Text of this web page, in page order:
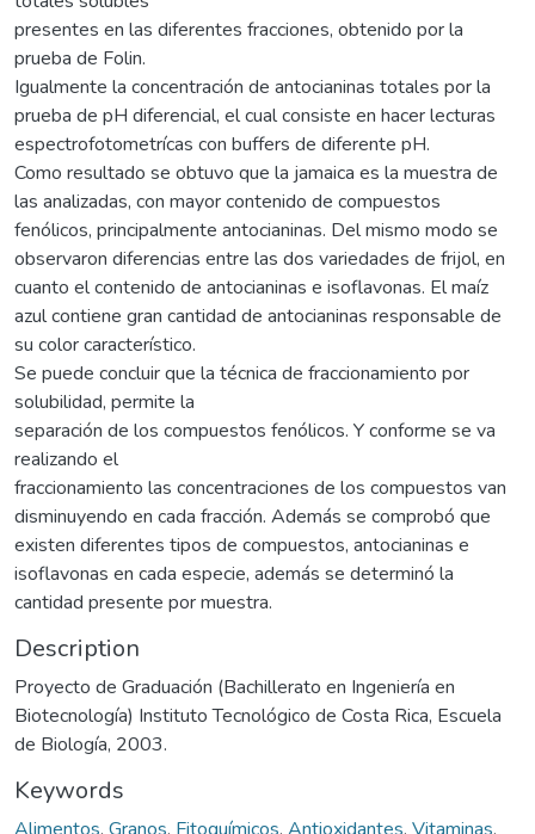
presentes en las diferentes fracciones, obtenido por la
prueba de Folin.
Igualmente la concentración de antocianinas totales por la
prueba de pH diferencial, el cual consiste en hacer lecturas
espectrofotometrícas con buffers de diferente pH.
Como resultado se obtuvo que la jamaica es la muestra de
las analizadas, con mayor contenido de compuestos
fenólicos, principalmente antocianinas. Del mismo modo se
observaron diferencias entre las dos variedades de frijol, en
cuanto el contenido de antocianinas e isoflavonas. El maíz
azul contiene gran cantidad de antocianinas responsable de
su color característico.
Se puede concluir que la técnica de fraccionamiento por
solubilidad, permite la
separación de los compuestos fenólicos. Y conforme se va
realizando el
fraccionamiento las concentraciones de los compuestos van
disminuyendo en cada fracción. Además se comprobó que
existen diferentes tipos de compuestos, antocianinas e
isoflavonas en cada especie, además se determinó la
cantidad presente por muestra.
Description
Proyecto de Graduación (Bachillerato en Ingeniería en
Biotecnología) Instituto Tecnológico de Costa Rica, Escuela
de Biología, 2003.
Keywords